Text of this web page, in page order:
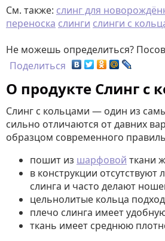
См. также: слинг для
переноска слинги слинги с
Не можешь определиться?
Поделиться
О продукте Слинг с
Слинг с кольцами — один из
сильно отличаются от давних
образцом современного
пошит из шарфовой ткани
в конструкции
слинга и часто делают
цельнолитые кольца
плечо слинга имеет
ткань имеет среднюю